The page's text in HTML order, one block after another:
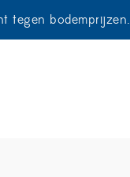
tegen bodemprijzen.